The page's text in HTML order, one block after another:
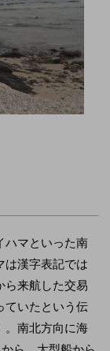
ハマといった南
は漢字表記では
ら来航した交易
ていたという伝
。南北方向に海